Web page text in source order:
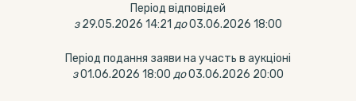
Період відповідей
з 29.05.2026 14:21 до03.06.2026 18:00
Період подання заяви на участь в аукціоні
з01.06.2026 18:00 до03.06.2026 20:00